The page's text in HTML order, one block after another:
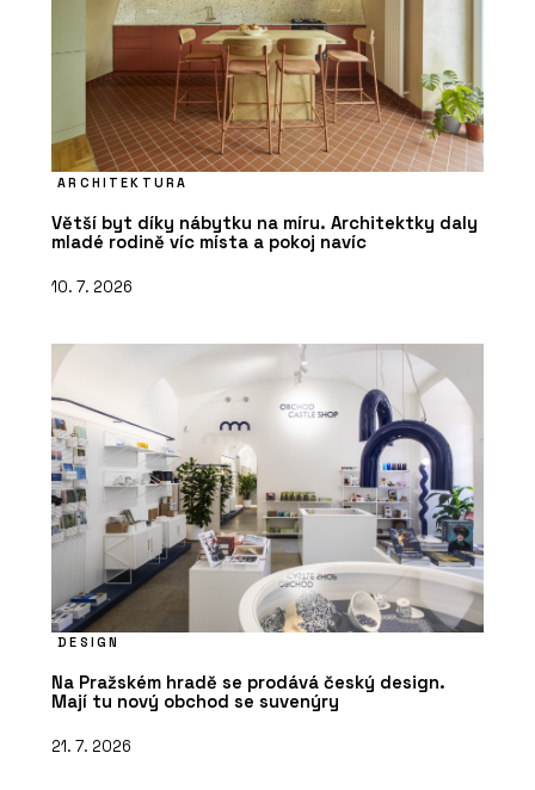
ARCHITEKTURA
Větší byt díky nábytku na míru. Architektky daly
mladé rodině víc místa a pokoj navíc
10. 7. 2026
DESIGN
Na Pražském hradě se prodává český design.
Mají tu nový obchod se suvenýry
21. 7. 2026